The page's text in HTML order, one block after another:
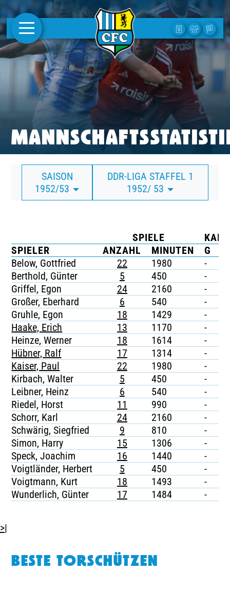
AKTUELLES
1. MANNSCHAFT
FRAUEN
CAMPUS
CLUB
CLUBMITGLIEDSCHAFT
BUSINESS
TICKETING
SAISON
1952/53
DDR-LIGA STAFFEL 1
1952/ 53
SPIELE
SPIELER
ANZAHL MINUTEN G
Below, Gottfried
22 1980 -
Berthold, Günter
5 450 -
Griffel, Egon
24 2160 -
Großer, Eberhard
6 540 -
Gruhle, Egon
18 1429 -
Haake, Erich
13 1170 -
Heinze, Werner
18 1614 -
Hübner, Ralf
17 1314 -
Kaiser, Paul
22 1980 -
Kirbach, Walter
5 450 -
Leibner, Heinz
6 540 -
Riedel, Horst
11 990 -
Schorr, Karl
24 2160 -
Schwärig, Siegfried
9 810 -
Simon, Harry
15 1306 -
Speck, Joachim
16 1440 -
Voigtländer, Herbert
5 450 -
Voigtmann, Kurt
18 1493 -
Wunderlich, Günter
17 1484 -
>|
BESTE TORSCHÜTZEN